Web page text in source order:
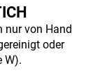
nur von Hand
oder
W).